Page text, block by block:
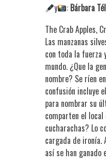
y
: Bárbara
The Crab Apples,
Las manzanas
con toda la fuerza
mundo. ¿Que la
nombre? Se ríen
confusión incluye
para nombrar su
comparten el local
cucharachas? Lo
cargada de ironía.
así se han